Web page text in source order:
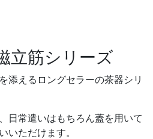
筋シリーズ
添えるロングセラーの茶器シリ
日常遣いはもちろん蓋を用いて
いただけます。